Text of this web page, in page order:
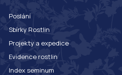
Poslání
Sbírky Rostlin
Projekty a expedice
Evidence rostlin
Index seminum